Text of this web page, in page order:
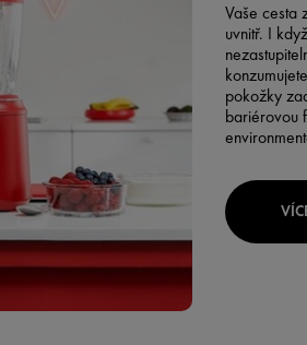
Vaše cesta
uvnitř. I
pokožky
bariérovou